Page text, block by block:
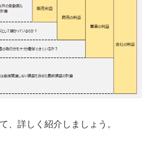
、詳しく紹介しましょう。